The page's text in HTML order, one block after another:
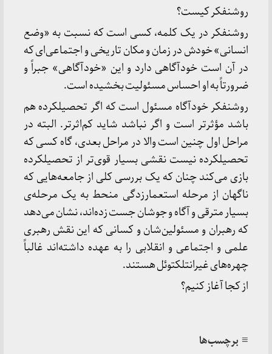
روشنفکر کیست؟
روشنفکر در یک کلمه، کسی است که نسبت به «وضع
انسانی» خودش در زمان و مکان تاریخی و اجتماعی‌ای که
در آن است خودآگاهی دارد و این «خودآگاهی» جبراً و
ضرورتاً به او احساس مسئولیت بخشیده است.
روشنفکر خودآگاه مسئول است که اگر تحصیلکرده هم
باشد مؤثرتر است و اگر نباشد شاید کم‌اثر‌تر. البته در
مراحل اول چنین است والا در مراحل بعدی، گاه کسی که
تحصیلکرده نیست نقشی بسیار قوی‌تر از تحصیلکرده
بازی می‌کند چنان که یک بررسی کلی از جامعه‌هایی که
ناگهان از مرحله استعمارزدگی منحط به یک مرحله‌ی
بسیار مترقی و آگاه و جوشان جست زده‌اند، نشان می‌دهد
که رهبران و مسئولین‌شان و کسانی که این نقش رهبری
علمی و اجتماعی و انقلابی را به عهده داشته‌اند غالباً
چهره‌های غیرانتلکتوئل هستند.
از کجا آغاز کنیم؟
≡ برچسب‌ها